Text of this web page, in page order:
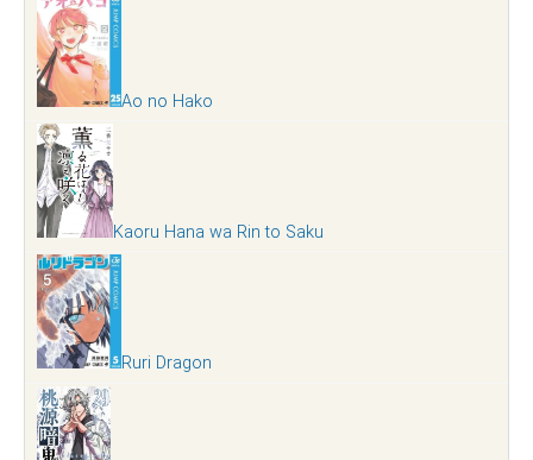
Ao no Hako
Kaoru Hana wa Rin to Saku
Ruri Dragon